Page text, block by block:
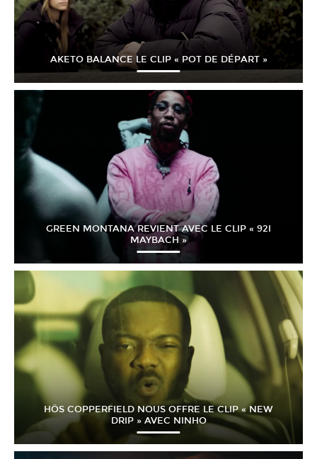
AKETO BALANCE LE CLIP « POT DE DÉPART »
GREEN MONTANA REVIENT AVEC LE CLIP « 92I
MAYBACH »
HÖS COPPERFIELD NOUS OFFRE LE CLIP « NEW
DRIP » AVEC NINHO